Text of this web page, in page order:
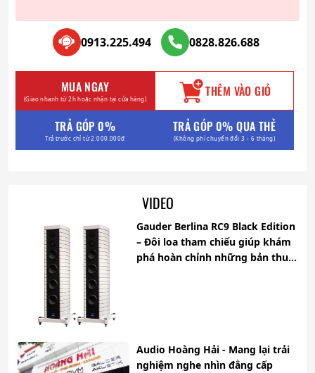
0913.225.494 0828.826.688
MUA NGAY
(Giao nhanh từ 2h hoặc nhận tại cửa hàng) THÊM VÀO GIỎ
TRẢ GÓP 0%
Trả trước chỉ từ 2.000.000đ
TRẢ GÓP 0% QUA THẺ
(Không phí chuyển đổi 3 - 6 tháng)
VIDEO
Gauder Berlina RC9 Black Edition
– Đôi loa tham chiếu giúp khám
phá hoàn chỉnh những bản thu
Audio Hoàng Hải - Mang lại trải
nghiệm nghe nhìn đẳng cấp